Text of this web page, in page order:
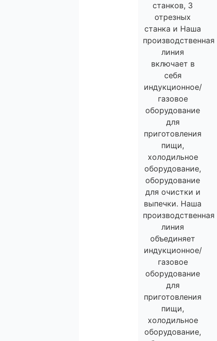
станков, 3
отрезных
станка и Наша
производственная
линия
включает в
себя
индукционное/
газовое
оборудование
для
приготовления
пищи,
холодильное
оборудование,
оборудование
для очистки и
выпечки. Наша
производственная
линия
объединяет
индукционное/
газовое
оборудование
для
приготовления
пищи,
холодильное
оборудование,